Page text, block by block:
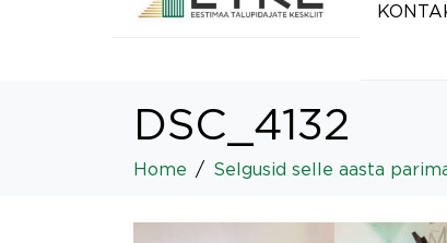
DSC_4132
Home Selgusid selle aasta